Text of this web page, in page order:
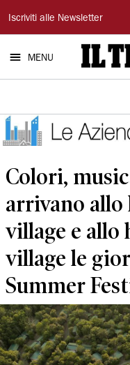
Il
Tirreno
Iscriviti alle Newsletter
MENU
Colori,
arrivano allo
village e allo
village le
Summer